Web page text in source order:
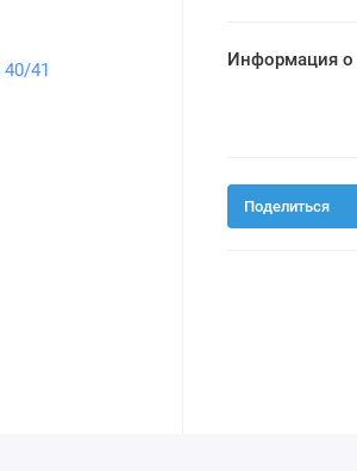
Информация о
Поделиться